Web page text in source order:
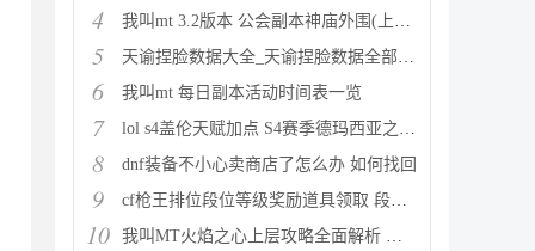
4 我叫mt 3.2版本 公会副本神庙外围(上层)攻略心得
5 天谕捏脸数据大全_天谕捏脸数据全部汇总
6 我叫mt 每日副本活动时间表一览
7 lol s4盖伦天赋加点 S4赛季德玛西亚之力符文与出装推
8 dnf装备不小心卖商店了怎么办 如何找回
9 cf枪王排位段位等级奖励道具领取 段位等级奖励大全
10 我叫MT火焰之心上层攻略全面解析 挑战拉格罗斯